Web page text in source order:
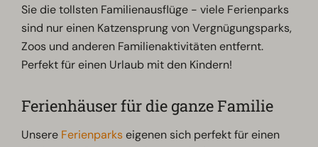
Sie die tollsten Familienausflüge - viele Ferienparks
sind nur einen Katzensprung von Vergnügungsparks,
Zoos und anderen Familienaktivitäten entfernt.
Perfekt für einen Urlaub mit den Kindern!
Ferienhäuser für die ganze Familie
Unsere Ferienparkseigenen sich perfekt für einen